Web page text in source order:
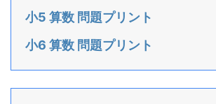
小5 算数 問題プリント
小6 算数 問題プリント